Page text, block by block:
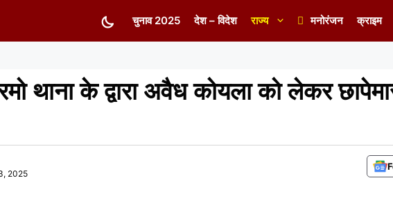
चुनाव 2025 देश – विदेश राज्य मनोरंजन क्राइम
थाना के द्वारा अवैध कोयला को लेकर
2025